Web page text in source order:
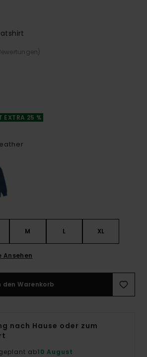
EXTRA 25 %
M L XL
den Warenkorb
nach Hause oder zum
ab10 August